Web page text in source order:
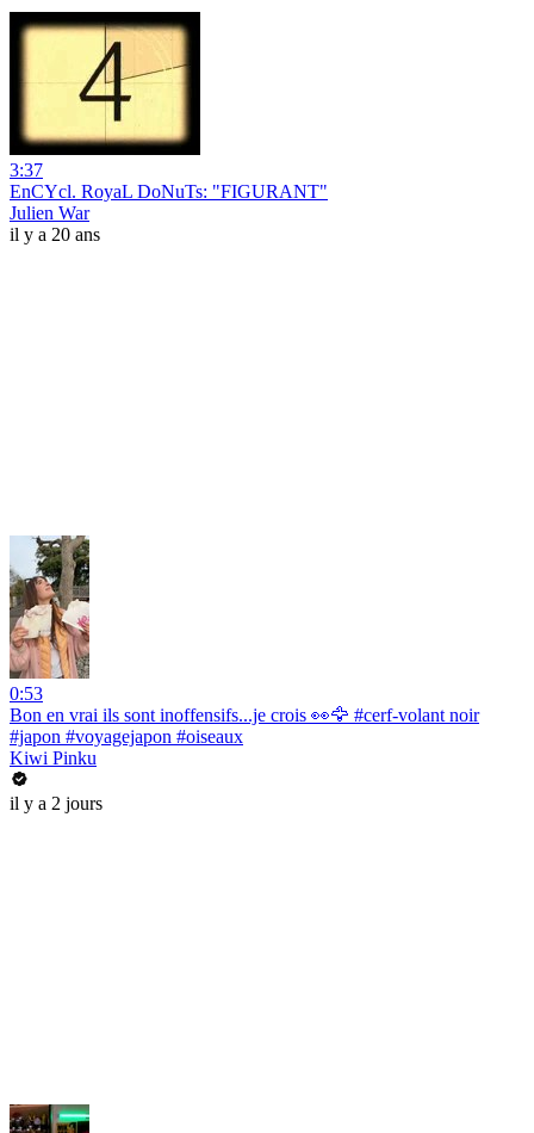
3:37
EnCYcl. RoyaL DoNuTs: "FIGURANT"
Julien War
il y a 20 ans
0:53
Bon en vrai ils sont inoffensifs...je crois 👀🦅 #cerf-volant noir
#japon #voyagejapon #oiseaux
Kiwi Pinku
il y a 2 jours